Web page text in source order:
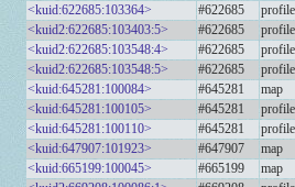
<kuid:622685:103364>
#622685 profile
<kuid2:622685:103403:5>
#622685 profile
<kuid2:622685:103548:4>
#622685 profile
<kuid2:622685:103548:5>
#622685 profile
<kuid:645281:100084>
#645281 map
<kuid:645281:100105>
#645281 profile
<kuid:645281:100110>
#645281 profile
<kuid:647907:101923>
#647907 map
<kuid:665199:100045>
#665199 map